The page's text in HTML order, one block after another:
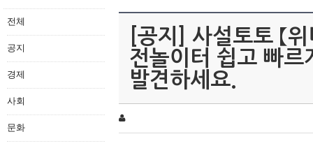
전체
공지
경제
사회
문화
[공지] 사설토토 【
전놀이터 쉽고 빠르
발견하세요.